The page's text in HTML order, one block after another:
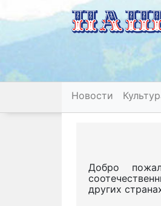
Новости
Добро
других